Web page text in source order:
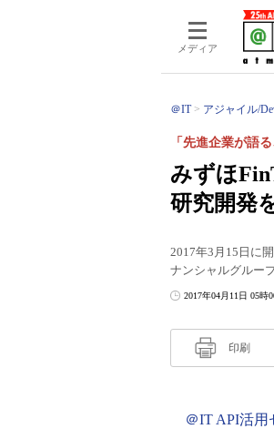
メディア
＠IT アジャイル/
みずほ
研究開発
「先進企業が語
2017年3月15日に
ナンシャルグルー
2017年04月11日 05時
印刷
＠IT API活用